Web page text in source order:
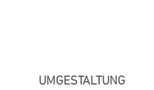
UMGESTALTUNG